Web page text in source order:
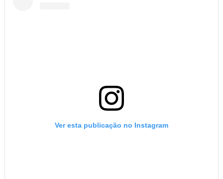
Ver esta publicação no Instagram